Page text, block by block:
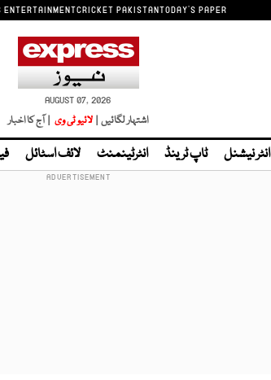
ENTERTAINMENTCRICKET PAKISTANTODAY'S PAPER
AUGUST 07, 2026
اشتہار لگائیں | لائیو ٹی وی | آج کا اخبار
انٹر نیشنل ٹاپ ٹرینڈ انٹرٹینمنٹ لائف اسٹائل